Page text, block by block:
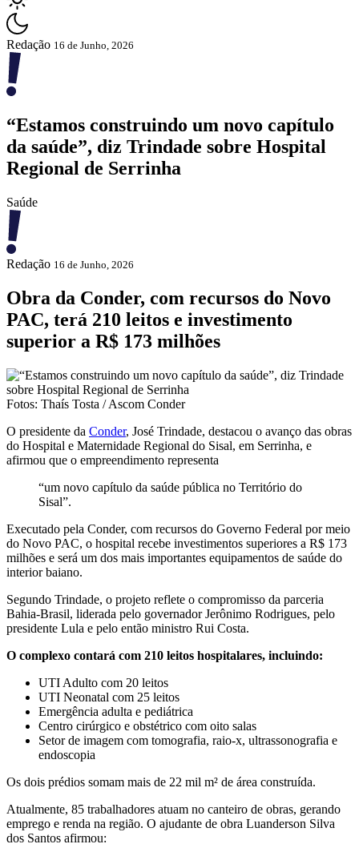
Redação 16 de Junho, 2026
“Estamos construindo um novo capítulo
da saúde”, diz Trindade sobre Hospital
Regional de Serrinha
Saúde
Redação 16 de Junho, 2026
Obra da Conder, com recursos do Novo
PAC, terá 210 leitos e investimento
superior a R$ 173 milhões
Fotos: Thaís Tosta / Ascom Conder
O presidente da Conder, José Trindade, destacou o avanço das obras
do Hospital e Maternidade Regional do Sisal, em Serrinha, e
afirmou que o empreendimento representa
“um novo capítulo da saúde pública no Território do
Sisal”.
Executado pela Conder, com recursos do Governo Federal por meio
do Novo PAC, o hospital recebe investimentos superiores a R$ 173
milhões e será um dos mais importantes equipamentos de saúde do
interior baiano.
Segundo Trindade, o projeto reflete o compromisso da parceria
Bahia-Brasil, liderada pelo governadorJerônimo Rodrigues, pelo
presidente Lula e pelo então ministro Rui Costa.
O complexo contará com 210 leitos hospitalares, incluindo:
UTI Adulto com 20 leitos
UTI Neonatal com 25 leitos
Emergência adulta e pediátrica
Centro cirúrgico e obstétrico com oito salas
Setor de imagem com tomografia, raio-x, ultrassonografia e
endoscopia
Os dois prédios somam mais de 22 mil m² de área construída.
Atualmente, 85 trabalhadores atuam no canteiro de obras, gerando
emprego e renda na região. O ajudante de obra Luanderson Silva
dos Santos afirmou: